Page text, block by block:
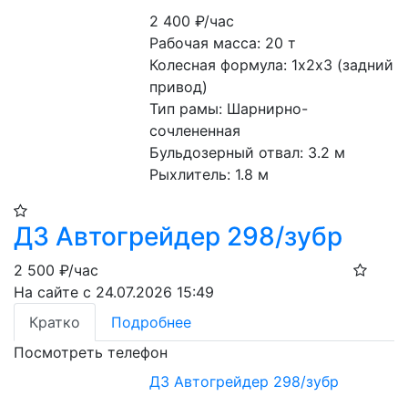
2 400₽/час
Рабочая масса: 20 т
Колесная формула: 1х2х3 (задний
привод)
Тип рамы: Шарнирно-
сочлененная
Бульдозерный отвал: 3.2 м
Рыхлитель: 1.8 м
ДЗ Автогрейдер 298/зубр
2 500 ₽/час
На сайте с 24.07.2026 15:49
Кратко
Подробнее
Посмотреть телефон
ДЗ Автогрейдер 298/зубр